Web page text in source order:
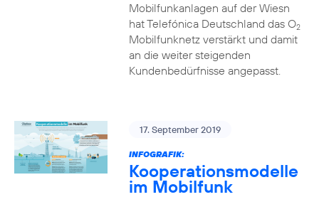
Mobilfunkanlagen auf der Wiesn
hat Telefónica Deutschland das O2
Mobilfunknetz verstärkt und damit
an die weiter steigenden
Kundenbedürfnisse angepasst.
17. September 2019
INFOGRAFIK:
Kooperationsmodelle
im Mobilfunk